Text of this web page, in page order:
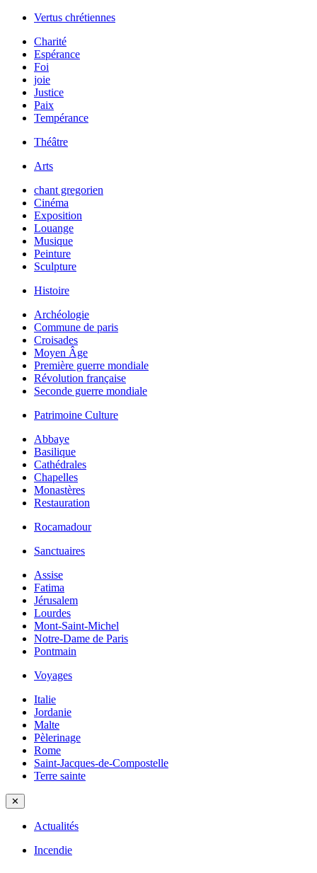
Vertus chrétiennes
Charité
Espérance
Foi
joie
Justice
Paix
Tempérance
Théâtre
Arts
chant gregorien
Cinéma
Exposition
Louange
Musique
Peinture
Sculpture
Histoire
Archéologie
Commune de paris
Croisades
Moyen Âge
Première guerre mondiale
Révolution française
Seconde guerre mondiale
Patrimoine Culture
Abbaye
Basilique
Cathédrales
Chapelles
Monastères
Restauration
Rocamadour
Sanctuaires
Assise
Fatima
Jérusalem
Lourdes
Mont-Saint-Michel
Notre-Dame de Paris
Pontmain
Voyages
Italie
Jordanie
Malte
Pèlerinage
Rome
Saint-Jacques-de-Compostelle
Terre sainte
✕
Actualités
Incendie